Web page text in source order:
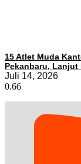
15 Atlet Muda
Pekanbaru,
Juli 14, 2026